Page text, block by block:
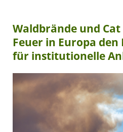
Waldbrände und Cat
Feuer in Europa
für institutionelle